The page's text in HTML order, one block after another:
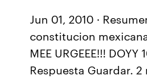
Jun 01, 2010 ·
constitucion
MEE URGEEE!!! DOYY
Respuesta Guardar. 2